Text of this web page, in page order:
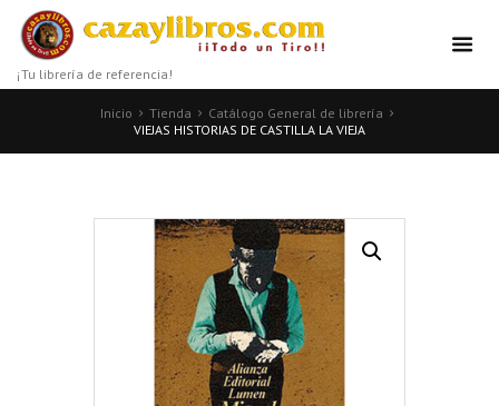
¡Tu librería de referencia!
Inicio Tienda
Catálogo General de librería
VIEJAS HISTORIAS DE CASTILLA LA VIEJA